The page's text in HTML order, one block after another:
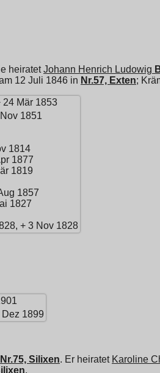
heiratetJohann Henrich Ludowig
12 Juli 1846 in Nr.57, Exten;
24 Mär 1853
1851
1814
1877
1819
1857
1827
+ 3 Nov 1828
1899
Nr.75, Silixen. Er heiratet Karoline
.